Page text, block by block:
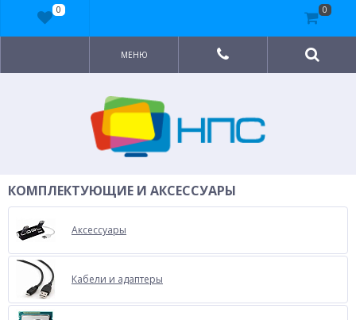
МЕНЮ
КОМПЛЕКТУЮЩИЕ И АКСЕССУАРЫ
Аксессуары
Кабели и адаптеры
0 0